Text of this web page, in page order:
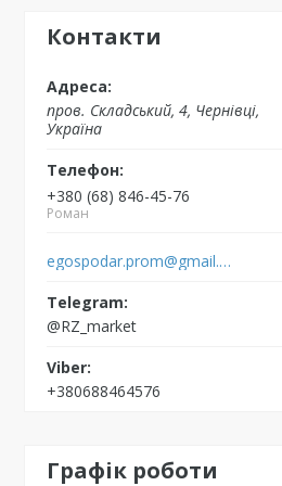
Контакти
пров. Складський, 4, Чернівці,
Україна
+380 (68) 846-45-76
Роман
egospodar.prom@gmail.com
@RZ_market
+380688464576
Графік роботи